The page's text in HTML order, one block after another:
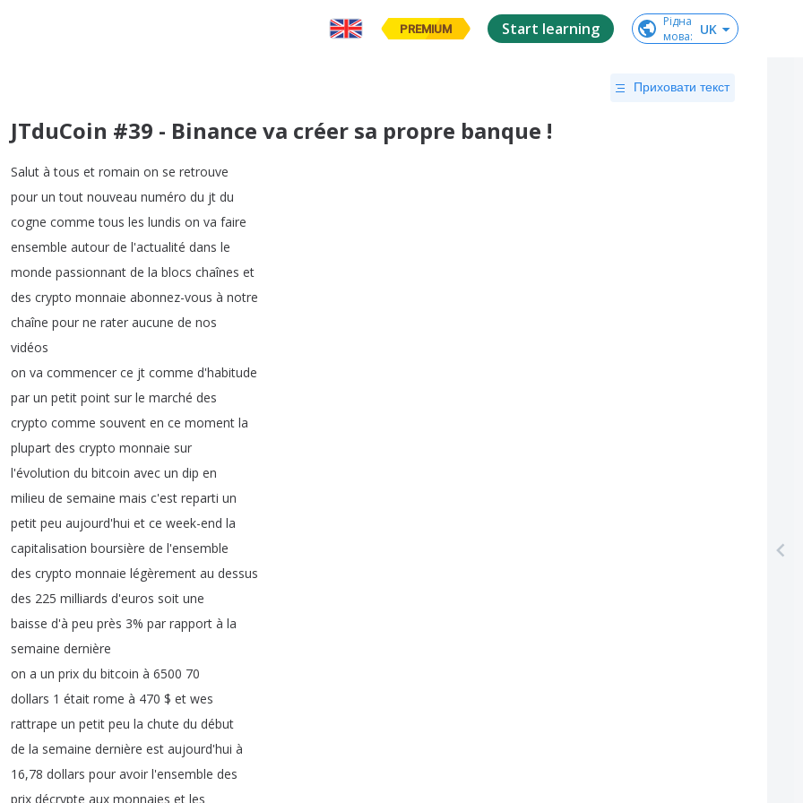
PREMIUM Start learning
Рідна
мова: UK
Приховати текст
JTduCoin #39 - Binance va créer sa propre banque !
Salut à tous et romain on se retrouve
pour un tout nouveau numéro du jt du
cogne comme tous les lundis on va faire
ensemble autour de l'actualité dans le
monde passionnant de la blocs chaînes et
des crypto monnaie abonnez-vous à notre
chaîne pour ne rater aucune de nos
vidéos
on va commencer ce jt comme d'habitude
par un petit point sur le marché des
crypto comme souvent en ce moment la
plupart des crypto monnaie sur
l'évolution du bitcoin avec un dip en
milieu de semaine mais c'est reparti un
petit peu aujourd'hui et ce week-end la
capitalisation boursière de l'ensemble
des crypto monnaie légèrement au dessus
des 225 milliards d'euros soit une
baisse d'à peu près 3% par rapport à la
semaine dernière
on a un prix du bitcoin à 6500 70
dollars 1 était rome à 470 $ et wes
rattrape un petit peu la chute du début
de la semaine dernière est aujourd'hui à
16,78 dollars pour avoir l'ensemble des
prix décrypte aux monnaies et les